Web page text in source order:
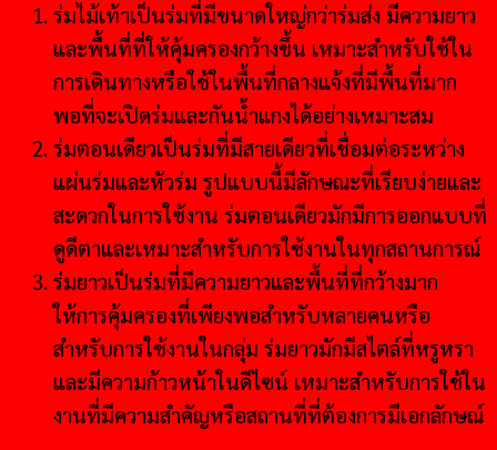
ร่มไม้เท้าเป็นร่มที่มีขนาดใหญ่กว่าร่มส่ง มีความยาว
และพื้นที่ที่ให้คุ้มครองกว้างขึ้น เหมาะสำหรับใช้ใน
การเดินทางหรือใช้ในพื้นที่กลางแจ้งที่มีพื้นที่มาก
พอที่จะเปิดร่มและกันน้ำแกงได้อย่างเหมาะสม
ร่มตอนเดียวเป็นร่มที่มีสายเดียวที่เชื่อมต่อระหว่าง
แผ่นร่มและหัวร่ม รูปแบบนี้มีลักษณะที่เรียบง่ายและ
สะดวกในการใช้งาน ร่มตอนเดียวมักมีการออกแบบที่
ดูดีตาและเหมาะสำหรับการใช้งานในทุกสถานการณ์
ร่มยาวเป็นร่มที่มีความยาวและพื้นที่ที่กว้างมาก
ให้การคุ้มครองที่เพียงพอสำหรับหลายคนหรือ
สำหรับการใช้งานในกลุ่ม ร่มยาวมักมีสไตล์ที่หรูหรา
และมีความก้าวหน้าในดีไซน์ เหมาะสำหรับการใช้ใน
งานที่มีความสำคัญหรือสถานที่ที่ต้องการมีเอกลักษณ์